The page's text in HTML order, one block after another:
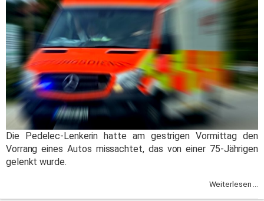
Die Pedelec-Lenkerin hatte am gestrigen Vormittag den
Vorrang eines Autos missachtet, das von einer 75-Jährigen
gelenkt wurde.
Weiterlesen ...